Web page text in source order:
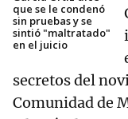
que se le condenó
sin pruebas y se
sintió "maltratado"
en el juicio
secretos del
Comunidad de